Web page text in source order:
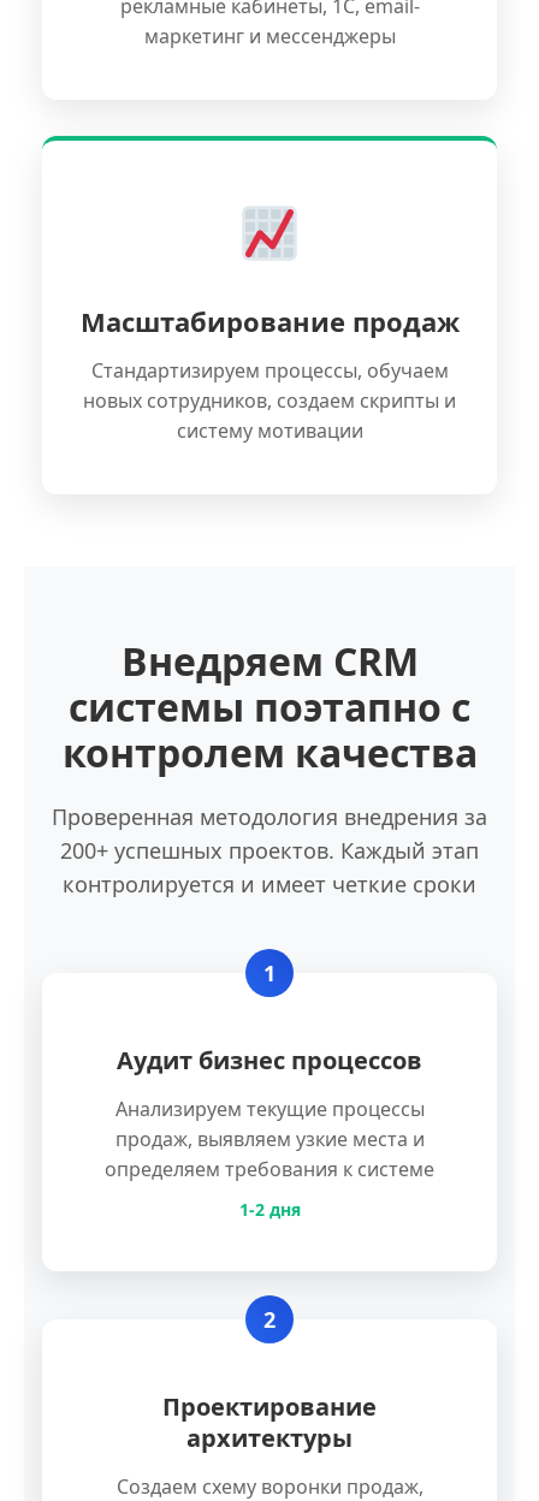
рекламные кабинеты, 1С, email-
маркетинг и мессенджеры
Масштабирование продаж
Стандартизируем процессы, обучаем
новых сотрудников, создаем скрипты и
систему мотивации
Внедряем CRM
системы поэтапно с
контролем качества
Проверенная методология внедрения за
200+ успешных проектов. Каждый этап
контролируется и имеет четкие сроки
1
Аудит бизнес процессов
Анализируем текущие процессы
продаж, выявляем узкие места и
определяем требования к системе
1-2 дня
2
Проектирование
архитектуры
Создаем схему воронки продаж,